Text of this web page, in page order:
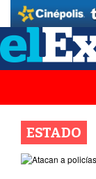
ESTADO